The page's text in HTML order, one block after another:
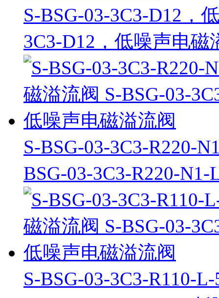
S-BSG-03-3C3-D12，
3C3-D12，低噪声电磁
S-BSG-03-3C3-R220-
BSG-03-3C3-R220-
S-BSG-03-3C3-R110-